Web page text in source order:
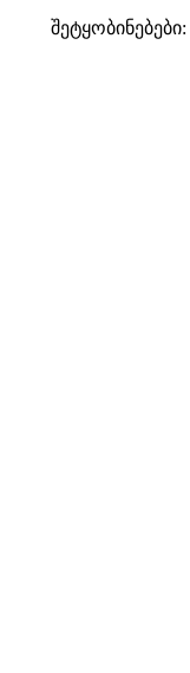
შეტყობინებები: